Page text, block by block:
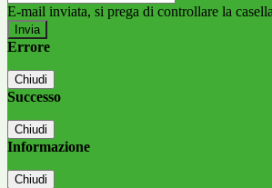
E-mail inviata, si prega di controllare la
Errore
Chiudi
Successo
Chiudi
Informazione
Chiudi